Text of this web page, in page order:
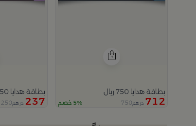
بطاقة هدايا 750 ريال
712 درهم750 5% خصم
بطاقة هدايا 250
237 درهم250